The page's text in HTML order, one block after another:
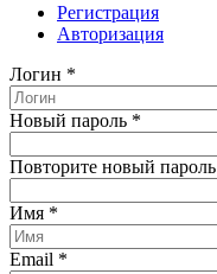
Регистрация
Авторизация
Логин *
Новый пароль *
Повторите новый пароль
Имя *
Email *